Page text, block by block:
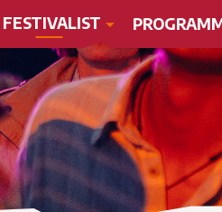
FESTIVALIST